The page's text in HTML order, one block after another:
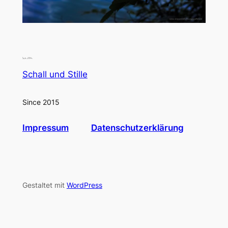
Schall und Stille
Since 2015
Impressum Datenschutzerklärung
Gestaltet mit WordPress